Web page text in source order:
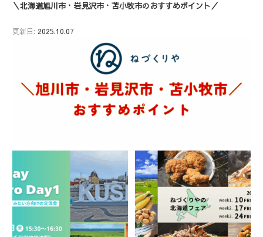
＼北海道旭川市・岩見沢市・苫小牧市のおすすめポイント／
更新日: 2025.10.07